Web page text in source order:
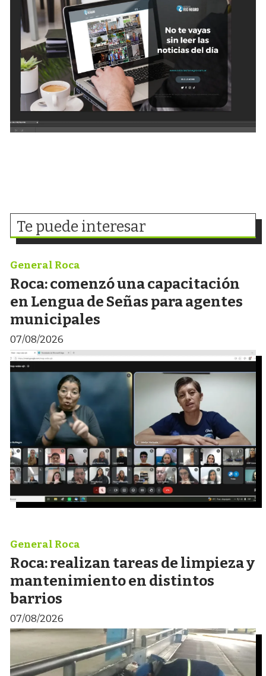
Te puede interesar
Roca: comenzó una capacitación
en Lengua de Señas para agentes
municipales
General Roca
07/08/2026
Roca: realizan tareas de limpieza y
mantenimiento en distintos
barrios
General Roca
07/08/2026